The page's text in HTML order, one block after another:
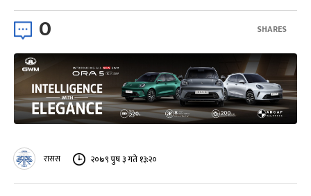
0 SHARES
रासस २०७९ पुष ३ गते १३:२०